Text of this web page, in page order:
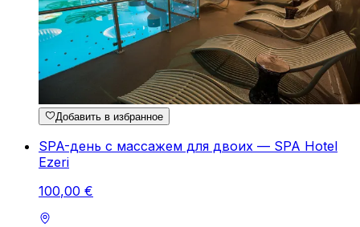
Добавить в избранное
SPA-день с массажем для двоих — SPA Hotel
Ezeri
100,00 €